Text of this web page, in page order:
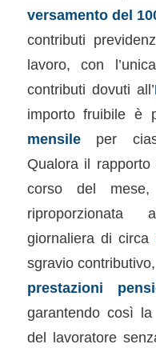
versamento del
contributi
lavoro, con
contributi dovuti all’
importo fruibile è
mensileper
Qualora il
corso del
riproporzionata
giornaliera di circa
sgravio
prestazioni
garantendo così
del lavoratore